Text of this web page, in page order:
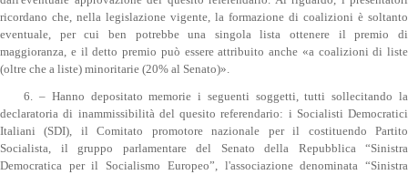
ricordano che, nella legislazione vigente, la formazione di coalizioni è soltanto
eventuale, per cui ben potrebbe una singola lista ottenere il premio di
maggioranza, e il detto premio può essere attribuito anche «a coalizioni di liste
(oltre che a liste) minoritarie (20% al Senato)».
6. – Hanno depositato memorie i seguenti soggetti, tutti sollecitando la
declaratoria di inammissibilità del quesito referendario: i Socialisti Democratici
Italiani (SDI), il Comitato promotore nazionale per il costituendo Partito
Socialista, il gruppo parlamentare del Senato della Repubblica “Sinistra
Democratica per il Socialismo Europeo”, l'associazione denominata “Sinistra